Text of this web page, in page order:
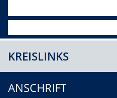
KREISLINKS
ANSCHRIFT